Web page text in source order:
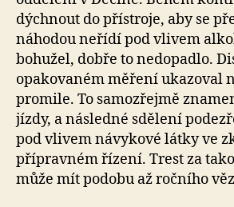
dýchnout do přístroje, aby se
náhodou neřídí pod vlivem
bohužel, dobře to nedopadlo.
opakovaném měření ukazoval
promile. To samozřejmě
jízdy, a následné sdělení
pod vlivem návykové látky ve
přípravném řízení. Trest za
může mít podobu až ročního